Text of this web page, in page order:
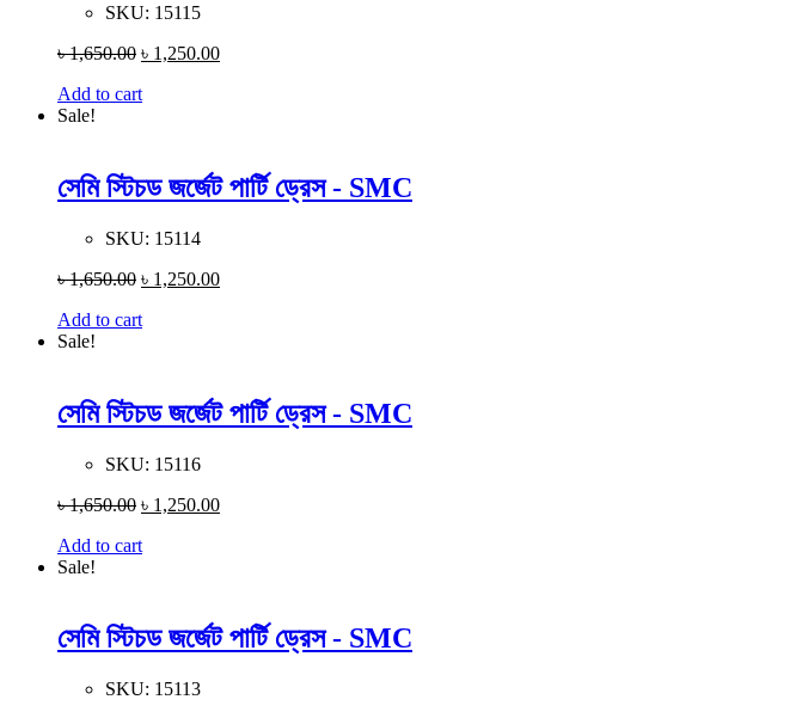
SKU: 15115
৳1,650.00 ৳ 1,250.00
Add to cart
Sale!
সেমি স্টিচড জর্জেট পার্টি ড্রেস - SMC
SKU: 15114
৳1,650.00 ৳ 1,250.00
Add to cart
Sale!
সেমি স্টিচড জর্জেট পার্টি ড্রেস - SMC
SKU: 15116
৳1,650.00 ৳ 1,250.00
Add to cart
Sale!
সেমি স্টিচড জর্জেট পার্টি ড্রেস - SMC
SKU: 15113